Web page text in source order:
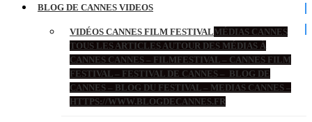
BLOG DE CANNES VIDEOS
VIDÉOS CANNES FILM FESTIVALMÉDIAS CANNES
TOUS LES ARTICLES AUTOUR DES MÉDIAS À
CANNES CANNES – FILMFESTIVAL – CANNES FILM
FESTIVAL – FESTIVAL DE CANNES – BLOG DE
CANNES – BLOG DU FESTIVAL – MEDIAS CANNES –
HTTPS://WWW.BLOGDECANNES.FR